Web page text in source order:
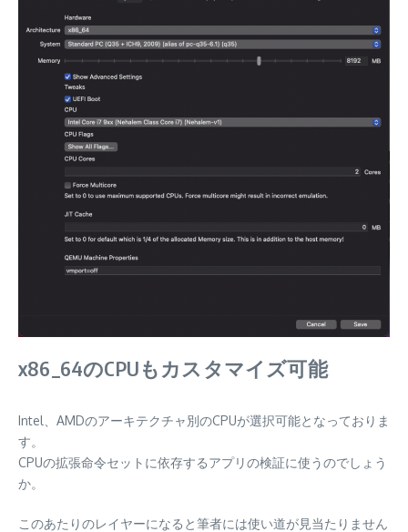
x86_64のCPUもカスタマイズ可能
Intel、AMDのアーキテクチャ別のCPUが選択可能となっておりま
す。
CPUの拡張命令セットに依存するアプリの検証に使うのでしょう
か。
このあたりのレイヤーになると筆者には使い道が見当たりません